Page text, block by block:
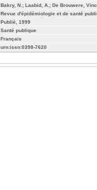
Bakry, N.; Laabid, A.; De Brouwere,
Revue d'épidémiologie et de santé
Publié, 1999
Santé publique
Français
urn:issn:0398-7620